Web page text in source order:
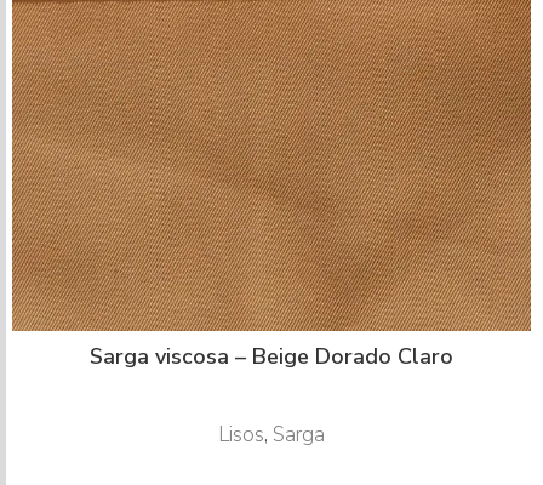
Sarga viscosa – Beige Dorado Claro
Lisos, Sarga